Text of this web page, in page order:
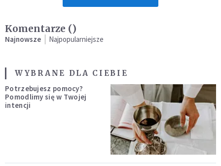
Komentarze ()
Najnowsze Najpopularniejsze
WYBRANE DLA CIEBIE
Potrzebujesz pomocy?
Pomodlimy się w Twojej
intencji